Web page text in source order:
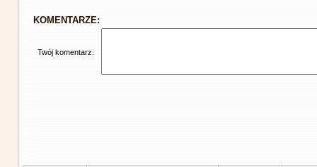
KOMENTARZE:
Twój komentarz: